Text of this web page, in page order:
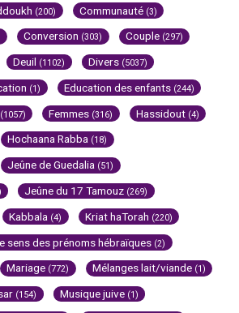
(200) Communauté (3)
Conversion (303) Couple (297)
Deuil (1102) Divers (5037)
(1) Education des enfants (244)
(1057) Femmes (316) Hassidout (4)
Hochaana Rabba (18)
Jeûne de Guedalia (51)
Jeûne du 17 Tamouz (269)
Kabbala (4) Kriat haTorah (220)
sens des prénoms hébraïques (2)
Mariage (772) Mélanges lait/viande (1)
(154) Musique juive (1)